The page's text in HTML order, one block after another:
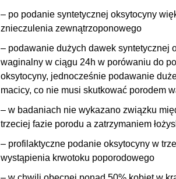
– po podanie syntetycznej oksytocyny
znieczulenia zewnątrzoponowego
– podawanie dużych dawek syntetycznej
waginalny w ciągu 24h w porówaniu do
oksytocyny, jednocześnie podawanie
macicy, co nie musi skutkować porodem
– w badaniach nie wykazano związku
trzeciej fazie porodu a zatrzymaniem
– profilaktyczne podanie oksytocyny w
wystąpienia krwotoku poporodowego